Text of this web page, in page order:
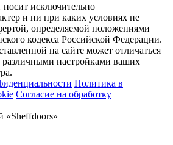
исключительно
и ни при каких условиях не
определяемой положениями
кодекса Российской Федерации.
на сайте может отличаться
различными настройками ваших
Политика в
Согласие на обработку
«Sheffdoors»